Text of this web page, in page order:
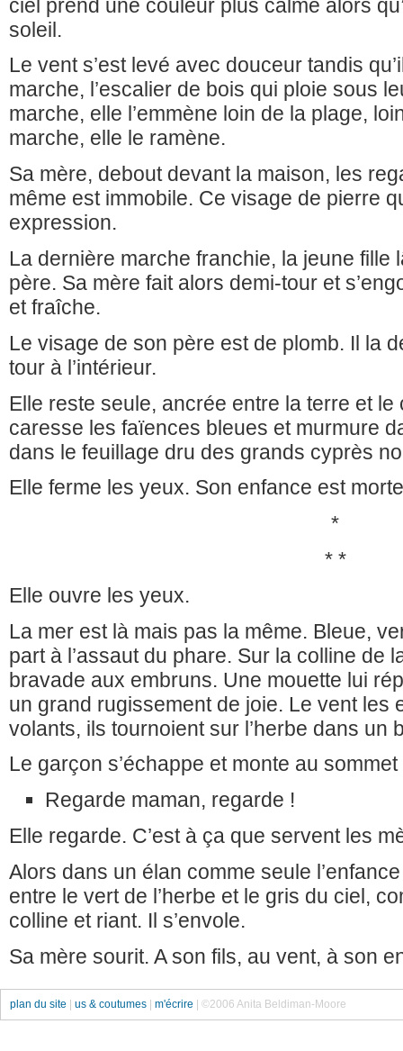
ciel prend une couleur plus calme alors
soleil.
Le vent s’est levé avec douceur tandis
marche, l’escalier de bois qui ploie sous
marche, elle l’emmène loin de la plage,
marche, elle le ramène.
Sa mère, debout devant la maison, les
même est immobile. Ce visage de pierre
expression.
La dernière marche franchie, la jeune fille
père. Sa mère fait alors demi-tour et
et fraîche.
Le visage de son père est de plomb. Il la
tour à l’intérieur.
Elle reste seule, ancrée entre la terre et
caresse les faïences bleues et murmure
dans le feuillage dru des grands cyprès
Elle ferme les yeux. Son enfance est
*
* *
Elle ouvre les yeux.
La mer est là mais pas la même. Bleue,
part à l’assaut du phare. Sur la colline de
bravade aux embruns. Une mouette lui
un grand rugissement de joie. Le vent les
volants, ils tournoient sur l’herbe dans un
Le garçon s’échappe et monte au
Regarde maman, regarde !
Elle regarde. C’est à ça que servent les
Alors dans un élan comme seule
entre le vert de l’herbe et le gris du ciel,
colline et riant. Il s’envole.
Sa mère sourit. A son fils, au vent, à son
plan du site us & coutumes m'écrire | ©2006 Anita Beldiman-Moore